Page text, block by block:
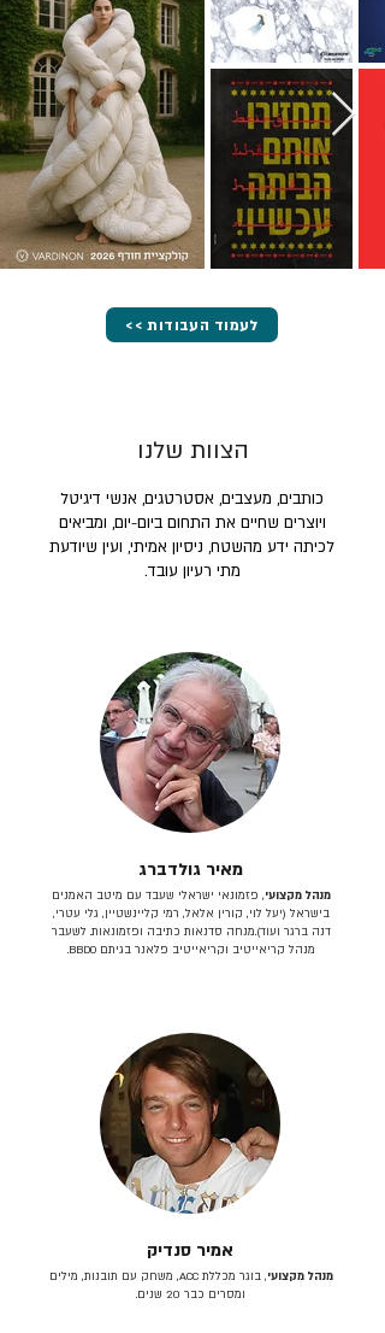
<< לעמוד העבודות
הצוות שלנו
כותבים, מעצבים, אסטרטגים, אנשי דיגיטל
ויוצרים שחיים את התחום ביום-יום, ומביאים
לכיתה ידע מהשטח, ניסיון אמיתי, ועין שיודעת
מתי רעיון עובד.
מאיר גולדברג
מנהל מקצועי, פזמונאי ישראלי שעבד עם מיטב האמנים
בישראל (יעל לוי, קורין אלאל, רמי קליינשטיין, גלי עטרי,
דנה ברגר ועוד).מנחה סדנאות כתיבה ופזמונאות. לשעבר
מנהל קריאייטיב וקריאייטיב פלאנר בגיתם BBDO.
אמיר סנדיק
מנהל מקצועי
, בוגר מכללת ACC, משחק עם תובנות, מילים
ומסרים כבר 20 שנים.